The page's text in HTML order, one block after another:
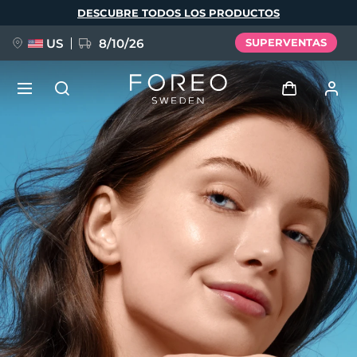
DESCUBRE TODOS LOS PRODUCTOS
US 8/10/26 SUPERVENTAS
Iniciar sesión
Perfil de usuario
Mis dispositivos
Mis pedidos
Mis direcciones
Mis suscripciones
NUEVO
FAQ™ Pure Beauty-Tech Elixir
BREAKING NEWS
issa™ Teeth Whitening Set
Idioma
English Deutsch
Español
Français
Português
Polski
Русский
Türkçe
简体中文 繁體中文